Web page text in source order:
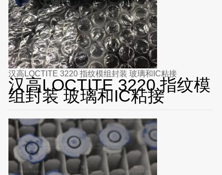
汉高LOCTITE 3220 指纹模组封装 玻璃和IC粘接
汉高LOCTITE 3220 指纹模
组封装 玻璃和IC粘接